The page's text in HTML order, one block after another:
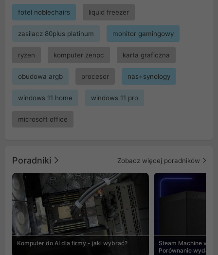
fotel noblechairs liquid freezer
zasilacz 80plus platinum monitor gamingowy
ryzen komputer zenpc karta graficzna
obudowa argb procesor nas+synology
windows 11 home windows 11 pro
microsoft office
Poradniki Zobacz więcej poradników
Komputer do AI dla firmy - jaki wybrać?
Steam Machine vs
Porównanie